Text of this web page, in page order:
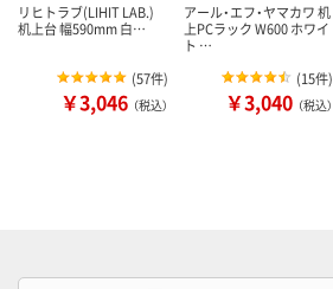
リヒトラブ(LIHIT LAB.)
机上台 幅590mm 白…
(57件)
￥3,046 （税込）
アール・エフ・ヤマカワ 机
上PCラック W600 ホワイ
ト …
(15件)
￥3,040 （税込）